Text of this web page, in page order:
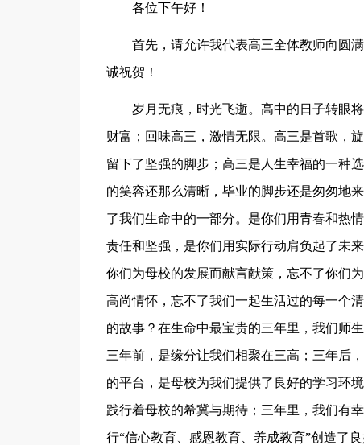
各位下午好！
首先，请允许我代表高三全体教师向圆
诚祝贺！
岁月无痕，时光飞逝。高中的日子转眼
财富；回味高三，激情无限。高三是首歌，
留下了坚强的脚步；高三是人生幸福的一种
的笑容还那么清晰，毕业的脚步还是匆匆地
了我们生命中的一部分。是你们用青春和热
责任和坚强，是你们用实际行动肩负起了未
你们为母校的发展而献言献策，忘不了你们
高尚情怀，忘不了我们一起生活过的每一
的故事？在生命中最宝贵的三年里，我们师
三年前，是缘分让我们相聚在三高；三年后
的平台，是母校为我们提供了良好的学习环
践行着母校的希冀与期待；三年里，我们有
行“信心教育、感恩教育、养成教育”创造了